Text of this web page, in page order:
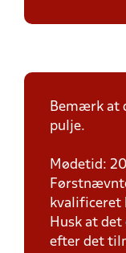
Bemærk at
pulje.
Mødetid:
kvalificeret
Husk at
efter det